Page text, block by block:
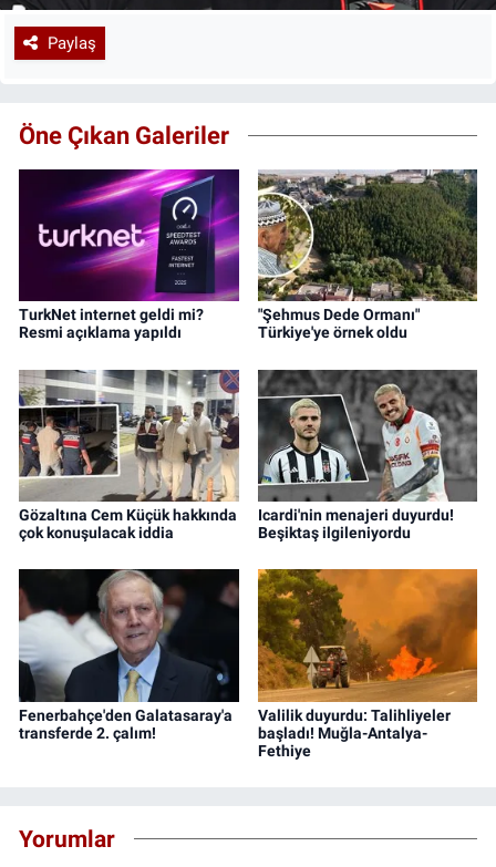
Paylaş
Öne Çıkan Galeriler
TurkNet internet geldi mi?
Resmi açıklama yapıldı
"Şehmus Dede Ormanı"
Türkiye'ye örnek oldu
Gözaltına Cem Küçük hakkında
çok konuşulacak iddia
Icardi'nin menajeri duyurdu!
Beşiktaş ilgileniyordu
Fenerbahçe'den Galatasaray'a
transferde 2. çalım!
Valilik duyurdu: Talihliyeler
başladı! Muğla-Antalya-
Fethiye
Yorumlar